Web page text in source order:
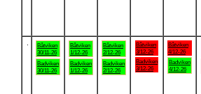
Båtviken
30/11-26
Badviken
30/11-26
Båtviken
1/12-26
Badviken
1/12-26
Båtviken
2/12-26
Badviken
2/12-26
Båtviken
3/12-26
Badviken
3/12-26
Båtviken
4/12-26
Badviken
4/12-26